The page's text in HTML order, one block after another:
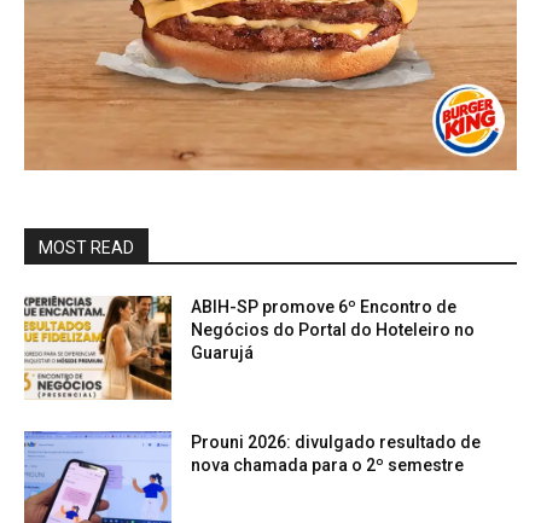
MOST READ
ABIH-SP promove 6º Encontro de
Negócios do Portal do Hoteleiro no
Guarujá
Prouni 2026: divulgado resultado de
nova chamada para o 2º semestre